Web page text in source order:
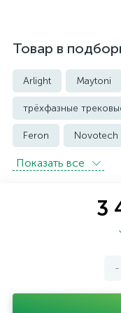
Товар в
Arlight Maytoni
трёхфазные
Feron Novotech
встраиваемые
модульные трековые
светильники для
Показать всe
3
-